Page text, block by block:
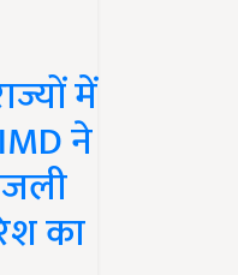
में
ने
का